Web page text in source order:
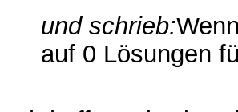
und schrieb:
auf 0 Lösungen